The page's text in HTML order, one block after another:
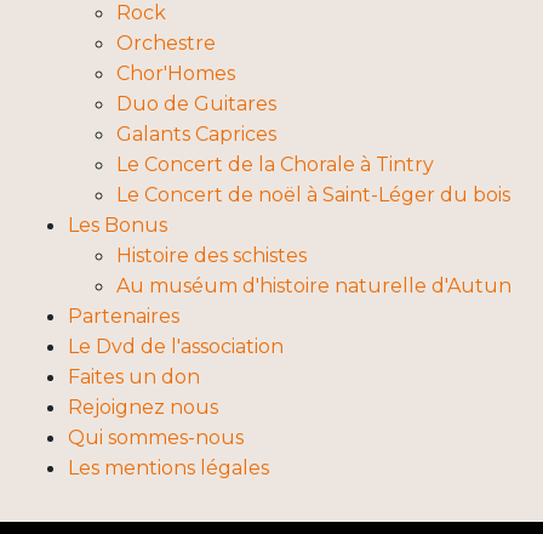
Rock
Orchestre
Chor'Homes
Duo de Guitares
Galants Caprices
Le Concert de la Chorale à Tintry
Le Concert de noël à Saint-Léger du bois
Les Bonus
Histoire des schistes
Au muséum d'histoire naturelle d'Autun
Partenaires
Le Dvd de l'association
Faites un don
Rejoignez nous
Qui sommes-nous
Les mentions légales